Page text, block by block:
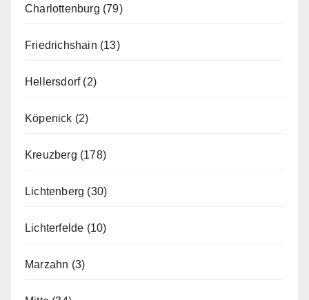
Charlottenburg (79)
Friedrichshain (13)
Hellersdorf(2)
Köpenick (2)
Kreuzberg (178)
Lichtenberg (30)
Lichterfelde (10)
Marzahn (3)